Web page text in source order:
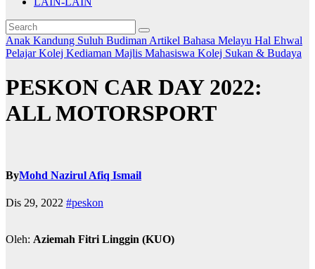
Anak Kandung Suluh Budiman Artikel Bahasa Melayu Hal Ehwal
PelajarKolej Kediaman Majlis Mahasiswa Kolej Sukan & Budaya
PESKON CAR DAY 2022:
ALL MOTORSPORT
ByMohd Nazirul Afiq Ismail
Dis 29, 2022 #peskon
Oleh: Aziemah Fitri Linggin (KUO)